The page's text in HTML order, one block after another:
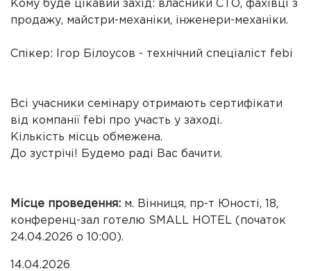
Кому буде цікавий захід: власники СТО, фахівці з
продажу, майстри-механіки, інженери-механіки.
Спікер: Ігор Білоусов - технічний спеціаліст febi
Всі учасники семінару отримають сертифікати
від компанії febi про участь у заході.
Кількість місць обмежена.
До зустрічі! Будемо раді Вас бачити.
Місце проведення: м. Вінниця, пр-т Юності, 18,
конференц-зал готелю SMALL HOTEL (початок
24.04.2026 о 10:00).
14.04.2026